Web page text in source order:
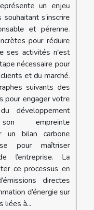
un enjeu
s’inscrire
et pérenne.
pour réduire
ses activités n'est
nécessaire pour
et du marché.
suivants des
pour engager votre
développement
empreinte
un bilan carbone
pour maîtriser
l’entreprise. La
ce processus en
directes
d’énergie sur
liées à...